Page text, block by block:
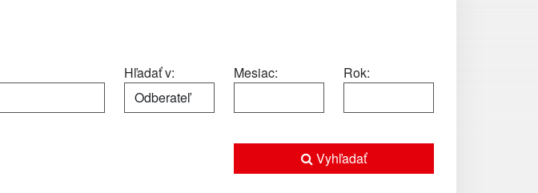
Hľadať v: Mesiac: Rok:
Vyhľadať